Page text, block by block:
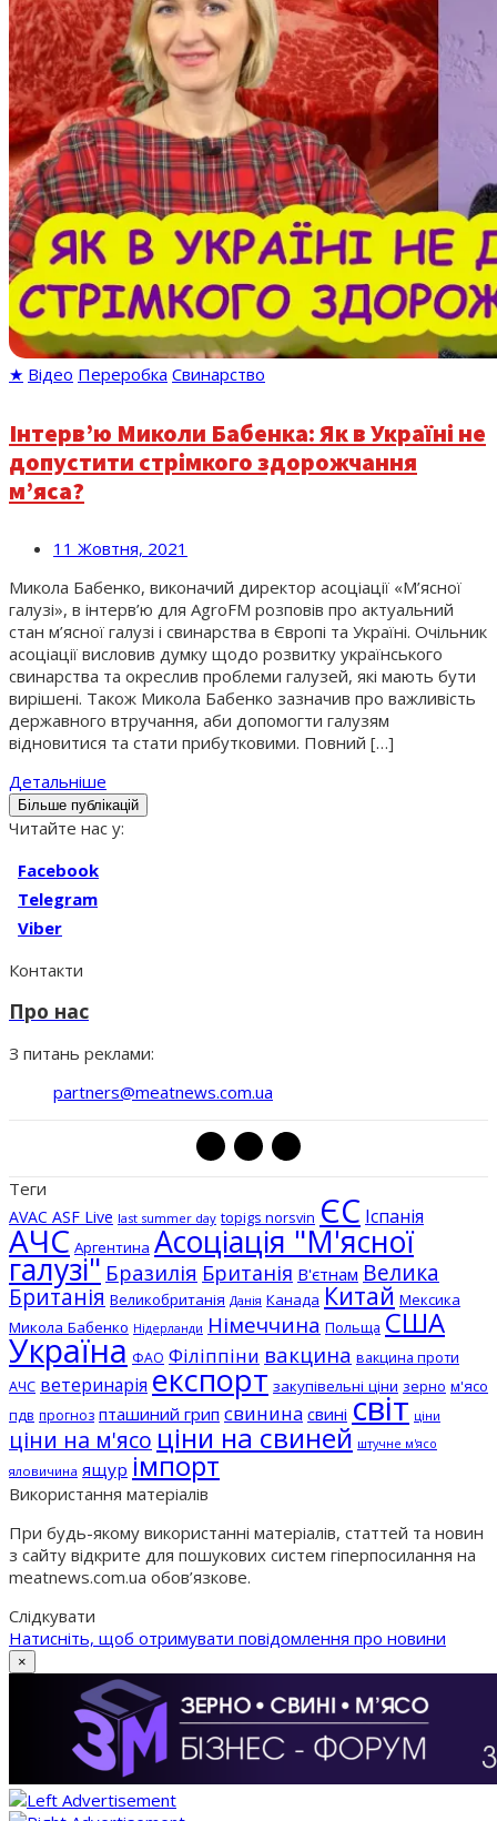
★ Відео Переробка Свинарство
Інтерв’ю Миколи Бабенка: Як в Україні не
допустити стрімкого здорожчання
м’яса?
11 Жовтня, 2021
Микола Бабенко, виконачий директор асоціації «М’ясної
галузі», в інтерв’ю для AgroFM розповів про актуальний
стан м’ясної галузі і свинарства в Європі та Україні. Очільник
асоціації висловив думку щодо розвитку українського
свинарства та окреслив проблеми галузей, які мають бути
вирішені. Також Микола Бабенко зазначив про важливість
державного втручання, аби допомогти галузям
відновитися та стати прибутковими. Повний […]
Детальніше
Більше публікацій
Читайте нас у:
Facebook
Telegram
Viber
Контакти
Про нас
З питань реклами:
partners@meatnews.com.ua
Теги
AVAC ASF Live last summer day topigs norsvin ЄС Іспанія
АЧС Аргентина Асоціація "М'ясної
галузі" Бразилія Британія В'єтнам Велика
Британія Великобританія Данія Канада Китай Мексика
Микола Бабенко Нідерланди Німеччина Польща США
Україна ФАО Філіппіни вакцина вакцина проти
АЧС ветеринарія експорт закупівельні ціни зерно м'ясо
пдв прогноз пташиний грип свинина свині світ ціни
ціни на м'ясо ціни на свиней штучне м'ясо
яловичина ящур імпорт
Використання матеріалів
При будь-якому використанні матеріалів, статтей та новин
з сайту відкрите для пошукових систем гіперпосилання на
meatnews.com.ua обов’язкове.
Слідкувати
Натисніть, щоб отримувати повідомлення про новини
×